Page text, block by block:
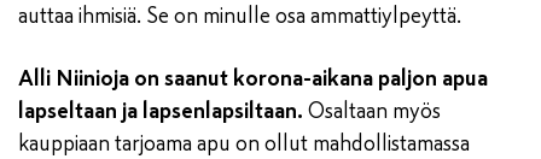
auttaa ihmisiä. Se on minulle osa ammattiylpeyttä.
Alli Niinioja on saanut korona-aikana paljon apua
lapseltaan ja lapsenlapsiltaan. Osaltaan myös
kauppiaan tarjoama apu on ollut mahdollistamassa